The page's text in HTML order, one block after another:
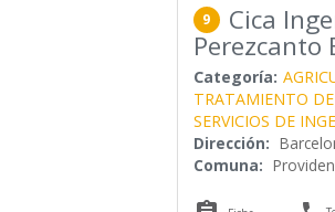
9 Cica
Perezcanto
Categoría:
TRATAMIENTO DE
SERVICIOS DE
Dirección:
Comuna: